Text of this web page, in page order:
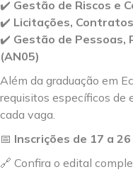
✔️ Gestão de Riscos e
✔️ Licitações,
✔️ Gestão de Pessoas,
(AN05)
Além da graduação em
requisitos específicos de
cada vaga.
📅 Inscrições de 17 a
🔗 Confira o edital